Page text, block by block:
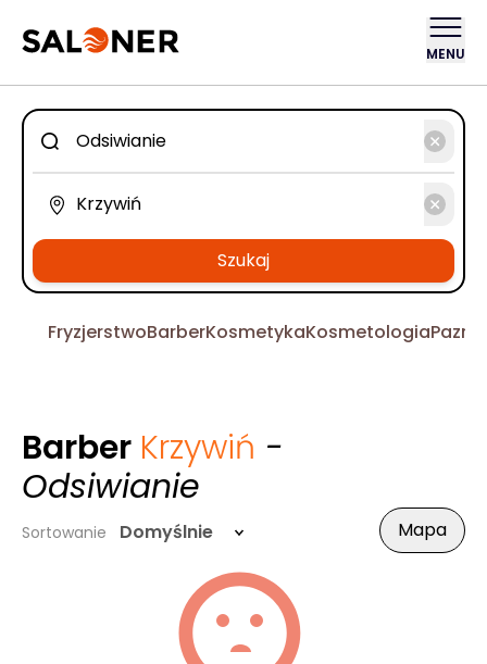
MENU
Szukaj
FryzjerstwoBarberKosmetykaKosmetologia
Barber Krzywiń -
Odsiwianie
Sortowanie Domyślnie Mapa